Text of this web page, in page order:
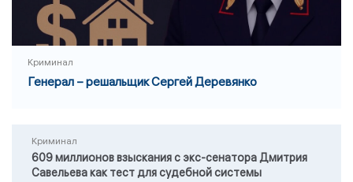
Криминал
Генерал – решальщик Сергей Деревянко
Криминал
609 миллионов взыскания с экс-сенатора Дмитрия
Савельева как тест для судебной системы